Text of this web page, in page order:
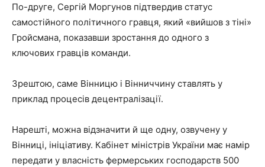
По-друге, Сергій Моргунов підтвердив статус
самостійного політичного гравця, який «вийшов з тіні»
Гройсмана, показавши зростання до одного з
ключових гравців команди.
Зрештою, саме Вінницю і Вінниччину ставлять у
приклад процесів децентралізації.
Нарешті, можна відзначити й ще одну, озвучену у
Вінниці, ініціативу. Кабінет міністрів України має намір
передати у власність фермерських господарств 500